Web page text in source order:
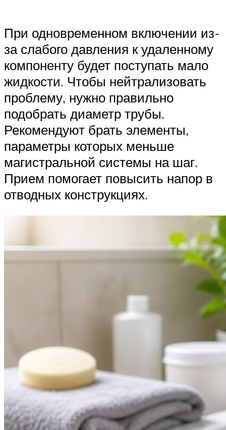
При одновременном включении из-
за слабого давления к удаленному
компоненту будет поступать мало
жидкости. Чтобы нейтрализовать
проблему, нужно правильно
подобрать диаметр трубы.
Рекомендуют брать элементы,
параметры которых меньше
магистральной системы на шаг.
Прием помогает повысить напор в
отводных конструкциях.